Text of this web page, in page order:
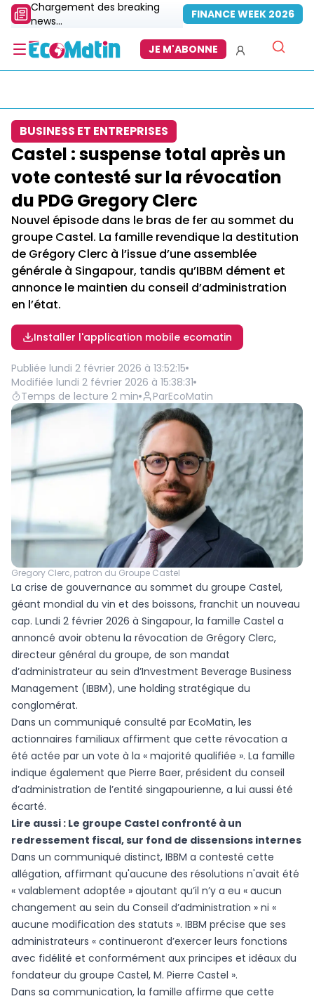
Chargement des breaking
news...
FINANCE WEEK 2026
JE M'ABONNE
BUSINESS ET ENTREPRISES
Castel : suspense total après un
vote contesté sur la révocation
du PDG Gregory Clerc
Nouvel épisode dans le bras de fer au sommet du
groupe Castel. La famille revendique la destitution
de Grégory Clerc à l’issue d’une assemblée
générale à Singapour, tandis qu’IBBM dément et
annonce le maintien du conseil d’administration
en l’état.
Installer l'application mobile ecomatin
Publiée lundi 2 février 2026 à 13:52:15
Modifiée lundi 2 février 2026 à 15:38:31
Temps de lecture 2 min ParEcoMatin
Gregory Clerc, patron du Groupe Castel
La crise de gouvernance au sommet du groupe Castel,
géant mondial du vin et des boissons, franchit un nouveau
cap. Lundi 2 février 2026 à Singapour, la famille Castel a
annoncé avoir obtenu la révocation de Grégory Clerc,
directeur général du groupe, de son mandat
d’administrateur au sein d’Investment Beverage Business
Management (IBBM), une holding stratégique du
conglomérat.
Dans un communiqué consulté par EcoMatin, les
actionnaires familiaux affirment que cette révocation a
été actée par un vote à la « majorité qualifiée ». La famille
indique également que Pierre Baer, président du conseil
d’administration de l’entité singapourienne, a lui aussi été
écarté.
Lire aussi : Le groupe Castel confronté à un
redressement fiscal, sur fond de dissensions internes
Dans un communiqué distinct, IBBM a contesté cette
allégation, affirmant qu'aucune des résolutions n'avait été
« valablement adoptée » ajoutant qu’il n’y a eu « aucun
changement au sein du Conseil d’administration » ni «
aucune modification des statuts ». IBBM précise que ses
administrateurs « continueront d’exercer leurs fonctions
avec fidélité et conformément aux principes et idéaux du
fondateur du groupe Castel, M. Pierre Castel ».
Dans sa communication, la famille affirme que cette